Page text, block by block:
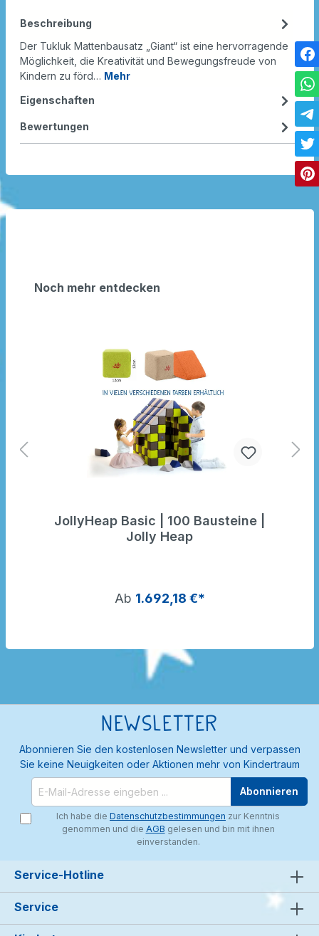
Beschreibung
Der Tukluk Mattenbausatz „Giant“ ist eine hervorragende
Möglichkeit, die Kreativität und Bewegungsfreude von
Kindern zu förd… Mehr
Eigenschaften
Bewertungen
Noch mehr entdecken
JollyHeap Basic | 100 Bausteine |
Jolly Heap
Ab 1.692,18 €*
Newsletter
Abonnieren Sie den kostenlosen Newsletter und verpassen
Sie keine Neuigkeiten oder Aktionen mehr von Kindertraum
Abonnieren
Ich habe die Datenschutzbestimmungen zur Kenntnis
genommen und die AGB gelesen und bin mit ihnen
einverstanden.
Service-Hotline
Service